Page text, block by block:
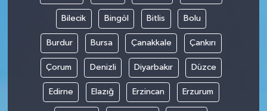
Bilecik Bingöl Bitlis Bolu
Burdur Bursa Çanakkale Çankırı
Çorum Denizli Diyarbakır Düzce
Edirne Elazığ Erzincan Erzurum